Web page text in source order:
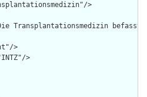
>
Transplantationsmedizin befasst
>
>